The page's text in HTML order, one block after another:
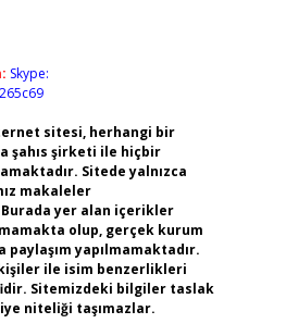
Skype:
sitesi, herhangi bir
şahıs şirketi ile hiçbir
Sitede yalnızca
makaleler
Burada yer alan içerikler
olup, gerçek kurum
paylaşım yapılmamaktadır.
ile isim benzerlikleri
Sitemizdeki bilgiler taslak
niteliği taşımazlar.